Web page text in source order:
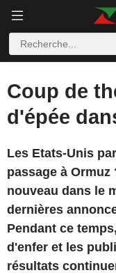
Coup de
d'épée
Les Etats-Unis
passage à
nouveau dans le
dernières
Pendant ce
d'enfer et les
résultats